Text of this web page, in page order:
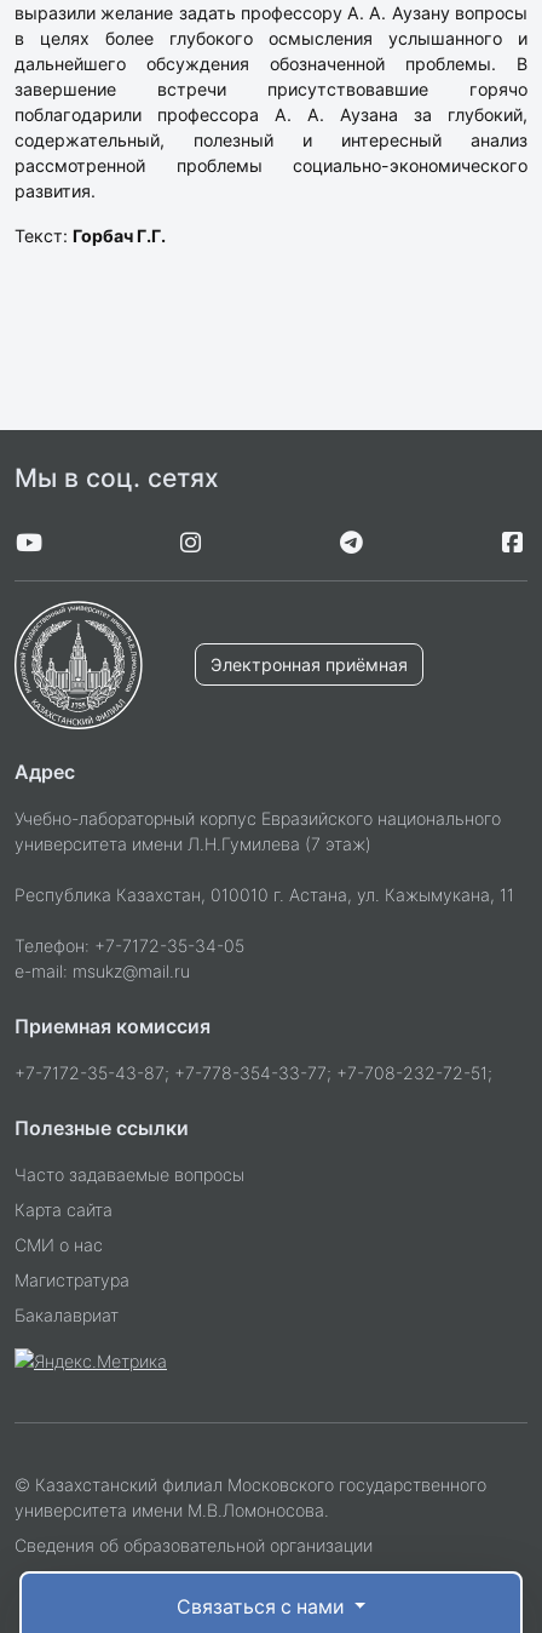
выразили желание задать профессору А. А. Аузану вопросы
в целях более глубокого осмысления услышанного и
дальнейшего обсуждения обозначенной проблемы. В
завершение встречи присутствовавшие горячо
поблагодарили профессора А. А. Аузана за глубокий,
содержательный, полезный и интересный анализ
рассмотренной проблемы социально-экономического
развития.
Текст: Горбач Г.Г.
Мы в соц. сетях
Электронная приёмная
Адрес
Учебно-лабораторный корпус Евразийского национального
университета имени Л.Н.Гумилева (7 этаж)
Республика Казахстан, 010010 г. Астана, ул. Кажымукана, 11
Телефон: +7-7172-35-34-05
e-mail: msukz@mail.ru
Приемная комиссия
+7-7172-35-43-87; +7-778-354-33-77; +7-708-232-72-51;
Полезные ссылки
Часто задаваемые вопросы
Карта сайта
СМИ о нас
Магистратура
Бакалавриат
© Казахстанский филиал Московского государственного
университета имени М.В.Ломоносова.
Сведения об образовательной организации
Связаться с нами